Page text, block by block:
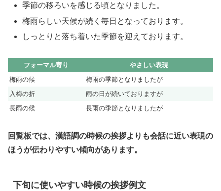
季節の移ろいを感じる頃となりました。
梅雨らしい天候が続く毎日となっております。
しっとりと落ち着いた季節を迎えております。
フォーマル寄り
やさしい表現
梅雨の候
梅雨の季節となりましたが
入梅の折
雨の日が続いておりますが
長雨の候
長雨の季節となりましたが
回覧板では、漢語調の時候の挨拶よりも会話に近い表現の
ほうが伝わりやすい傾向があります。
下旬に使いやすい時候の挨拶例文